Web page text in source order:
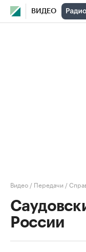
ВИДЕО
Видео / Передачи /
России